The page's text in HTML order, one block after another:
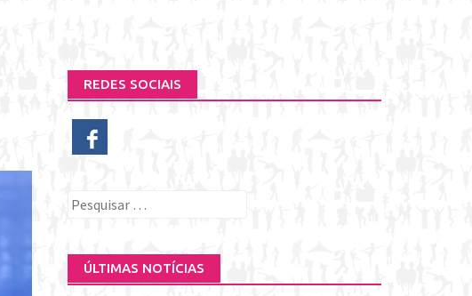
REDES SOCIAIS
Pesquisar
ÚLTIMAS NOTÍCIAS